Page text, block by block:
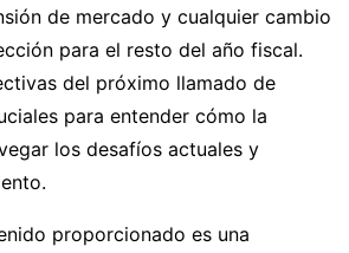
de mercado y cualquier cambio
para el resto del año fiscal.
del próximo llamado de
para entender cómo la
los desafíos actuales y
proporcionado es una